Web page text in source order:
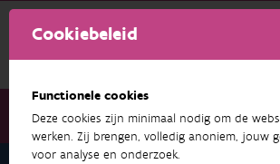
Cookiebeleid
Functionele cookies
Deze cookies zijn minimaal nodig om de
werken. Zij brengen, volledig anoniem, jouw
voor analyse en onderzoek.